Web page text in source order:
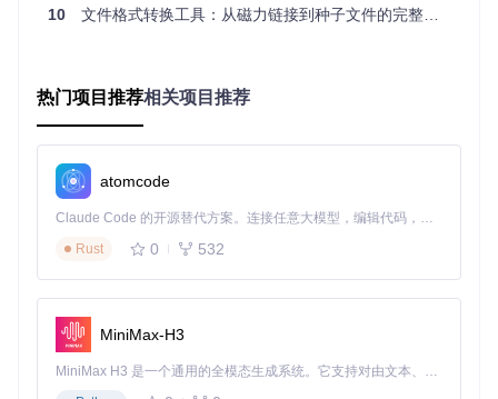
二、技术方案：Magnet2Torrent的工作原理与
Magnet2Torrent基于libtorrent库开发，通过解析磁力链接中的
元数据信息，构建完整的种子文件。下面将详细介绍工具的工
作原理和系统配置步骤。
2.1 工具工作原理解析
Magnet2Torrent的核心功能是将磁力链接转换为.torrent文
件，其工作流程主要包括三个步骤：
元数据解析：工具首先从磁力链接中提取BTIH（BitTorren
t Info Hash）哈希值，这是识别资源的唯一标识，相当于
资源的"数字指纹"。
DHT网络查询
据，包括文件名、文件大小、文件结构等信息，这一步类
似于通过书名从图书馆找到对应的书籍信息。
10 文件格式转换工具：从磁力链接到种子文件的完整解决方案
热门项目推荐相关项目推荐
atomcode
Claude Code 的开源替代方案。连接任意大模型，编辑代码，运行命令，自动验证 — 全自动执行。用 Rust 构建，极致性能。 ｜ An open-source alternative to Claude Code. Connect any LLM, edit code, run commands, and verify changes — autonomously. Built in Rust for speed. Get Started
Rust
0 532
MiniMax-H3
MiniMax H3 是一个通用的全模态生成系统。它支持对由文本、图像、视频和音频组成的多模态上下文进行统一理解，并能生成分辨率高达 2K、时长可达 15 秒的带原生立体声音频的视频。得益于面向任务泛化的系统设计，H3 在预训练阶段就已具备广泛的多模态上下文理解与生成能力，能够出色地执行复杂的多模态指令。